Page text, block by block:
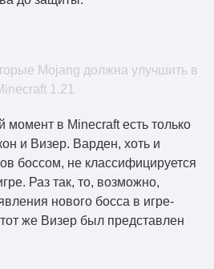
момент в Minecraft есть только
и Визер. Варден, хоть и
боссом, не классифицируется
Раз так, то, возможно,
нового босса в игре-
же Визер был представлен